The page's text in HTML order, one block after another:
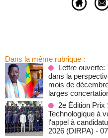
Dans la même rubrique :
Lettre ouverte:
dans la
mois de
larges
2e Édition Prix
Technologique à
l'appel à
2026 (DIRPA) -